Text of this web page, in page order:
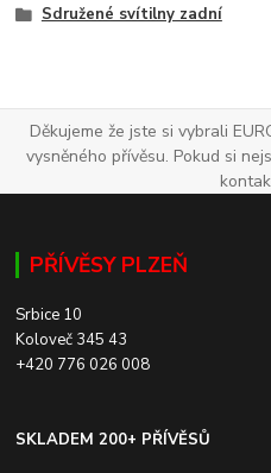
Sdružené svítilny zadní
Děkujeme že jste si vybrali
vysněného přívěsu. Pokud si
PŘÍVĚSY PLZEŇ
Srbice 10
Koloveč 345 43
+420 776 026 008
SKLADEM 200+ PŘÍVĚSŮ